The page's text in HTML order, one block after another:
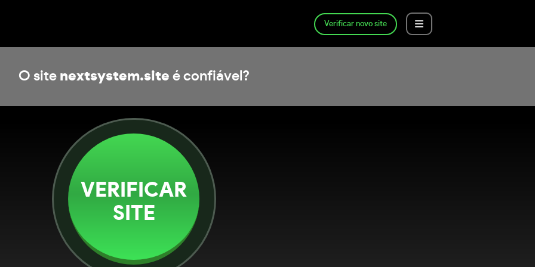
Verificar novo site
O site nextsystem.site é confiável?
VERIFICAR
SITE